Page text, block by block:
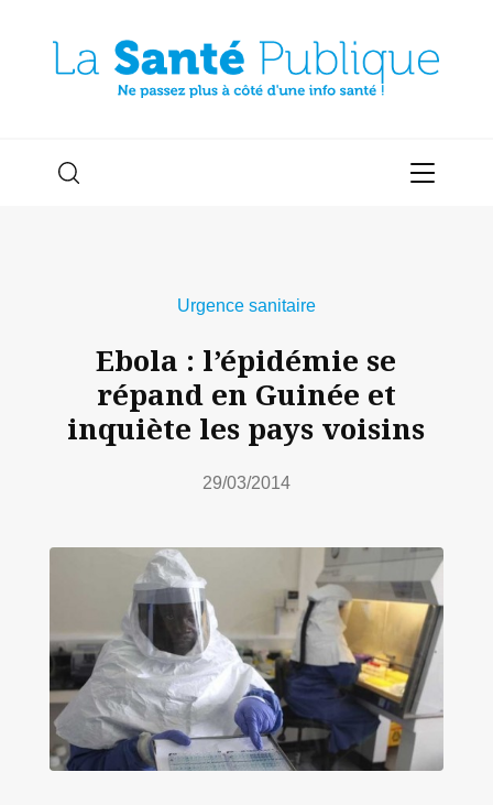
Urgence sanitaire
Ebola : l’épidémie se
répand en Guinée et
inquiète les pays voisins
29/03/2014